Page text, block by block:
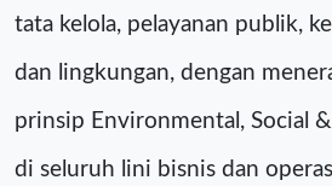
tata kelola, pelayanan publik,
dan lingkungan, dengan
prinsip Environmental, Social
di seluruh lini bisnis dan